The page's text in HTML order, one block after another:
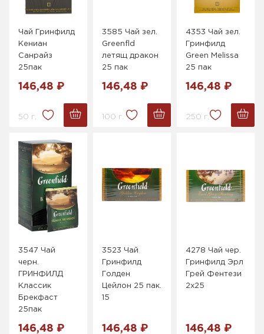
Чай Гринфилд
Кениан
Санрайз
25пак
146,48 ₽
50 г.
3585 Чай зел.
Greenfld
летящ дракон
25 пак
146,48 ₽
100 г.
4353 Чай зел.
Гринфилд
Green Melissa
25 пак
146,48 ₽
250 г.
3547 Чай
черн.
ГРИНФИЛД
Классик
Брекфаст
25пак
146,48 ₽
3523 Чай
Гринфилд
Голден
Цейлон 25 пак.
15
146,48 ₽
4278 Чай чер.
Гринфилд Эрл
Грей Фентези
2х25
146,48 ₽